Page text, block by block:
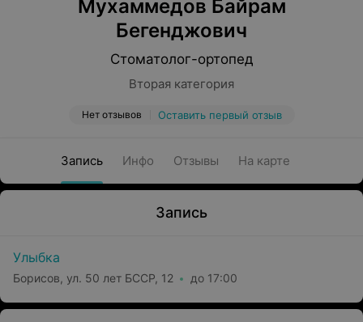
Мухаммедов Байрам
Бегенджович
Стоматолог-ортопед
Вторая категория
Нет отзывов Оставить первый отзыв
Запись Инфо Отзывы На карте
Запись
Улыбка
Борисов, ул. 50 лет БССР, 12 до 17:00